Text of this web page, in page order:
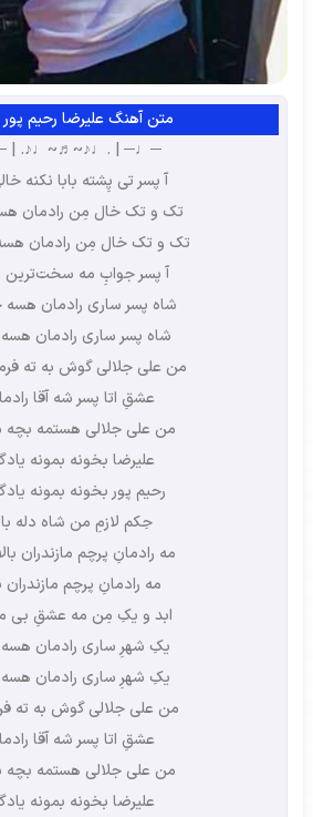
متن آهنگ علیرضا رحیم
| .♩♪~♬~♩♪. | ─♩─
آ پسر تی پِشته بابا نکنه
تک و تک خال مِن رادمان
تک و تک خال مِن رادمان
آ پسر جوابِ مه سخت‌ترین
شاه پسر ساری رادمان هسه
شاه پسر ساری رادمان هسه
من علی جلالی گوش به ته
عشقِ اتا پسر شه آقا
من علی جلالی هستمه بچه
علیرضا بخونه بمونه
رحیم پور بخونه بمونه
حِکم لازمِ من شاه دله
مه رادمانِ پرچم مازندران
مه رادمانِ پرچم مازندران
ابد و یکِ مِن مه عشقِ بی
یکِ شهرِ ساری رادمان هسه
یکِ شهرِ ساری رادمان هسه
من علی جلالی گوش به ته
عشقِ اتا پسر شه آقا
من علی جلالی هستمه بچه
علیرضا بخونه بمونه